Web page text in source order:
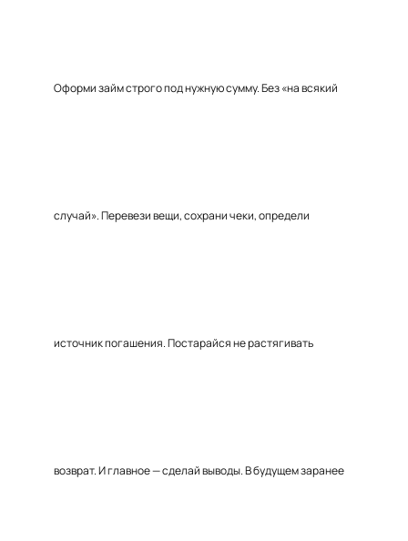
Оформи займ строго под нужную сумму. Без «на всякий
случай». Перевези вещи, сохрани чеки, определи
источник погашения. Постарайся не растягивать
возврат. И главное — сделай выводы. В будущем заранее